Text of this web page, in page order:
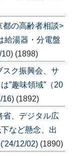
の高齢者相談>
給湯器・分電盤
10) (1898)
ク振興会、サ
”趣味領域”（20
16) (1892)
、デジタル広
など懸念、出
12/02) (1890)